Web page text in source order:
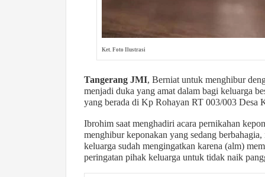
Ket. Foto Ilustrasi
Tangerang JMI, Berniat untuk menghibur
menjadi duka yang amat dalam bagi keluarga
yang berada di Kp Rohayan RT 003/003 Desa
Ibrohim saat menghadiri acara pernikahan
menghibur keponakan yang sedang
keluarga sudah mengingatkan karena (alm)
peringatan pihak keluarga untuk tidak naik